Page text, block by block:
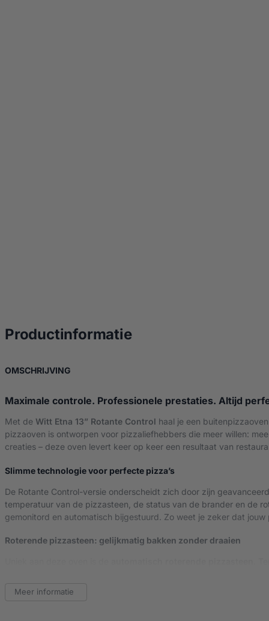
Productinformatieover Witt Etna
OMSCHRIJVING
Maximale controle. Professionele prestaties. Altijd
Met de Witt Etna 13” Rotante Control haal je een
pizzaoven is ontworpen voor pizzaliefhebbers die meer willen:
creaties – deze oven levert keer op keer een resultaat van
Slimme technologie voor perfecte pizza’s
De Rotante Control-versie onderscheidt zich door zijn
temperatuur van de pizzasteen, de status van de brander en de
gemonitord en automatisch bijgestuurd. Zo weet je zeker dat
Roterende pizzasteen: gelijkmatig bakken zonder draaien
Razendsnel op temperatuur, direct resultaat
Meer informatie